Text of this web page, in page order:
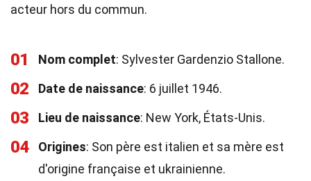
acteur hors du commun.
01 Nom complet: Sylvester Gardenzio Stallone.
02 Date de naissance: 6 juillet 1946.
03 Lieu de naissance: New York, États-Unis.
04 Origines: Son père est italien et sa mère est
d'origine française et ukrainienne.